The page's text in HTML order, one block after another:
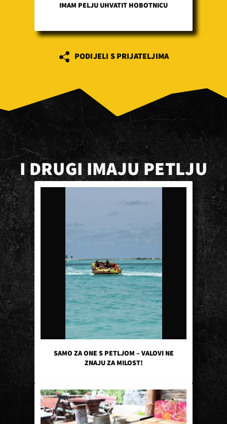
IMAM PELJU UHVATIT HOBOTNICU
PODIJELI S PRIJATELJIMA
I DRUGI IMAJU PETLJU
SAMO ZA ONE S PETLJOM – VALOVI NE
ZNAJU ZA MILOST!